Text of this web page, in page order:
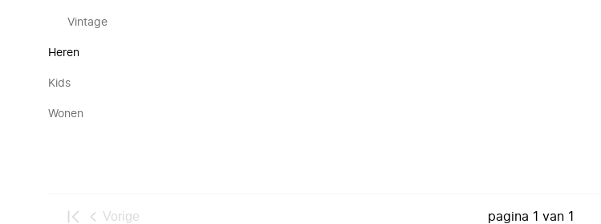
Vintage
Heren
Kids
Wonen
Vorige pagina 1 van 1